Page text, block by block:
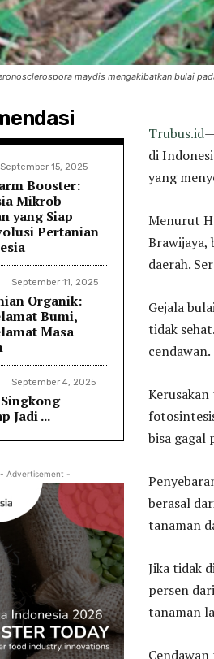
maydis mengakibatkan bulai
September 15, 2025
Booster:
Mikrob
yang Siap
Pertanian
September 11, 2025
Organik:
Bumi,
Masa
September 4, 2025
Jadi ...
- Advertisement -
Trubus.id
di
yang
Menurut
Brawijaya,
daerah.
Gejala
tidak
cendawan.
bisa gagal
berasal
tanaman
Jika tidak
persen
tanaman